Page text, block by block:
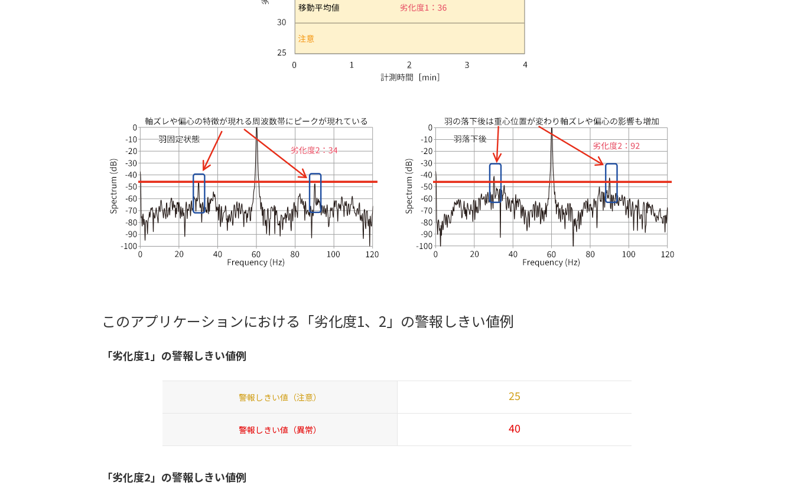
このアプリケーションにおける 「劣化度1、2」の警報しきい値例
「劣化度1」の警報しきい値例
警報しきい値（注意） 25
警報しきい値（異常） 40
「劣化度2」の警報しきい値例